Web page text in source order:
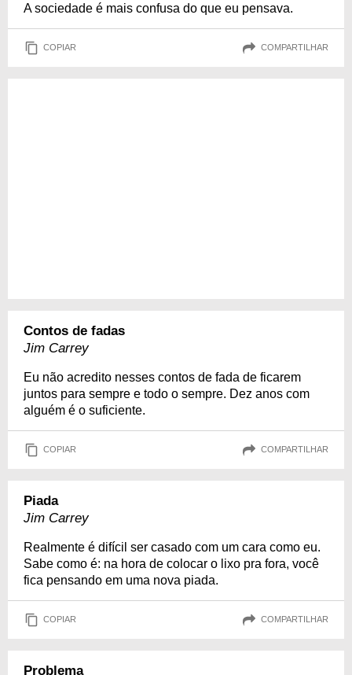
A sociedade é mais confusa do que eu pensava.
COPIAR COMPARTILHAR
Contos de fadas
Jim Carrey
Eu não acredito nesses contos de fada de ficarem
juntos para sempre e todo o sempre. Dez anos com
alguém é o suficiente.
COPIAR COMPARTILHAR
Piada
Jim Carrey
Realmente é difícil ser casado com um cara como eu.
Sabe como é: na hora de colocar o lixo pra fora, você
fica pensando em uma nova piada.
COPIAR COMPARTILHAR
Problema